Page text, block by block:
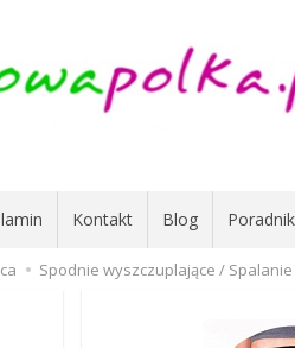
Kontakt Blog
Spodnie wyszczuplające / Spalanie